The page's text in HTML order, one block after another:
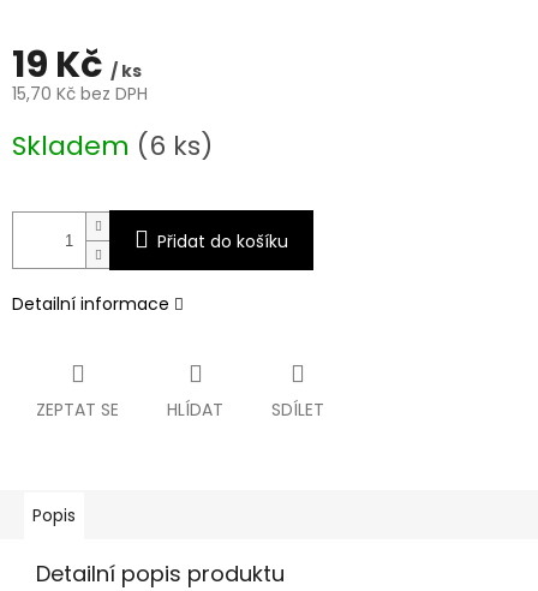
19 Kč / ks
15,70 Kč bez DPH
cena:
Skladem (6 ks)
Přidat do košíku
Detailní informace
ZEPTAT SE HLÍDAT SDÍLET
Popis
Detailní popis produktu